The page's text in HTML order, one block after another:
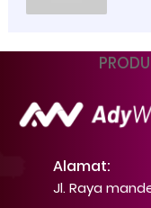
Alamat:
Jl. Raya